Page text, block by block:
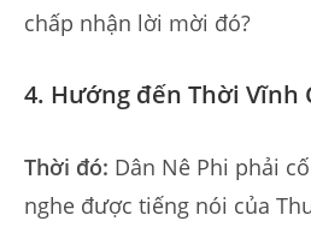
chấp nhận lời mời đó?
4. Hướng đến Thời Vĩnh
Thời đó: Dân Nê Phi phải
nghe được tiếng nói của